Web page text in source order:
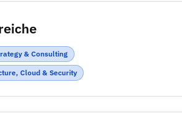
& Consulting
Cloud & Security